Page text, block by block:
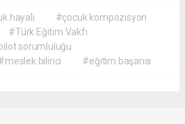
hayali
#çocuk kompozisyon
#Türk Eğitim Vakfı
sorumluluğu
bilinci #eğitim başarısı